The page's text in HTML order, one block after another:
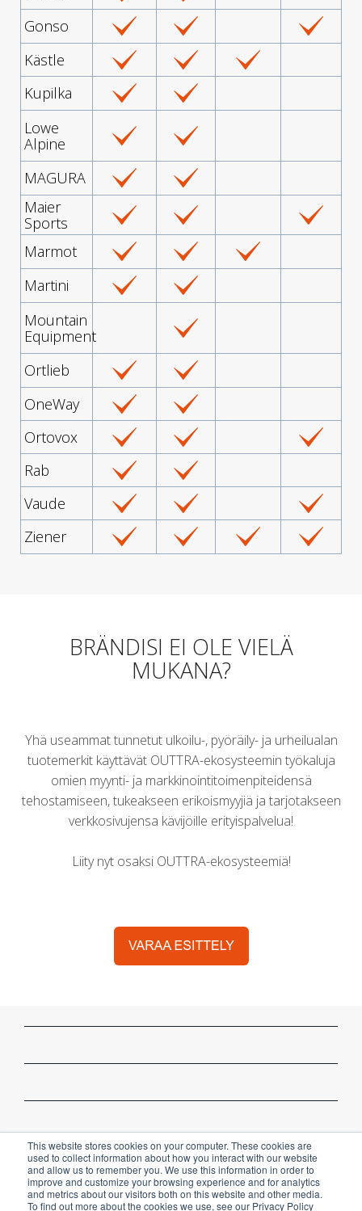
This website stores cookies on your computer. These cookies are
used to collect information about how you interact with our website
and allow us to remember you. We use this information in order to
improve and customize your browsing experience and for analytics
and metrics about our visitors both on this website and other media.
To find out more about the cookies we use, see our Privacy Policy
Gonso
Kästle
Kupilka
Lowe
Alpine
MAGURA
Maier
Sports
Marmot
Martini
Mountain
Equipment
Ortlieb
OneWay
Ortovox
Rab
Vaude
Ziener
BRÄNDISI EI OLE VIELÄ
MUKANA?
Yhä useammat tunnetut ulkoilu-, pyöräily- ja urheilualan
tuotemerkit käyttävät OUTTRA-ekosysteemin työkaluja
omien myynti- ja markkinointitoimenpiteidensä
tehostamiseen, tukeakseen erikoismyyjiä ja tarjotakseen
verkkosivujensa kävijöille erityispalvelua!
Liity nyt osaksi OUTTRA-ekosysteemiä!